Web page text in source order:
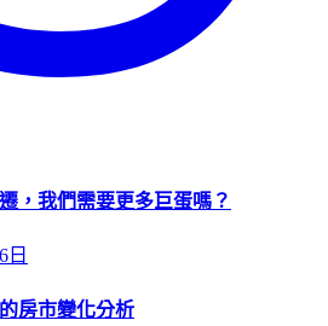
，我們需要更多巨蛋嗎？
日
房市變化分析